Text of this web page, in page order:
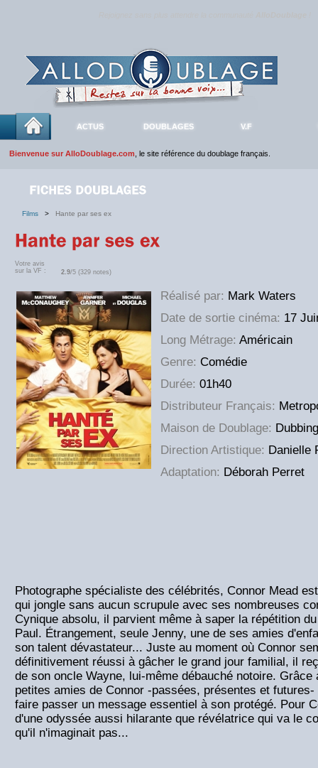
ACTUS DOUBLAGES V.F
Bienvenue sur AlloDoublage.com , le site référence du doublage français.
Films > Hante par ses ex
Votre avis
sur la VF :
2.9/5 (329 notes)
Réalisé par: Mark Waters
Date de sortie cinéma: 17
Long Métrage: Américain
Genre: Comédie
Durée: 01h40
Distributeur Français:
Maison de Doublage:
Direction Artistique: Danielle
Adaptation: Déborah Perret
Photographe spécialiste des célébrités, Connor Mead
qui jongle sans aucun scrupule avec ses nombreuses
Cynique absolu, il parvient même à saper la répétition
Paul. Étrangement, seule Jenny, une de ses amies
son talent dévastateur... Juste au moment où Connor
définitivement réussi à gâcher le grand jour familial, il
de son oncle Wayne, lui-même débauché notoire.
petites amies de Connor -passées, présentes et
faire passer un message essentiel à son protégé. Pour
d'une odyssée aussi hilarante que révélatrice qui va le
qu'il n'imaginait pas...